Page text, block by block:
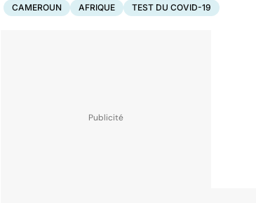
CAMEROUN AFRIQUE TEST DU COVID-19